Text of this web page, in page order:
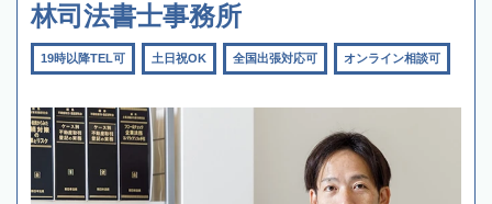
林司法書士事務所
19時以降TEL可 土日祝OK 全国出張対応可 オンライン相談可